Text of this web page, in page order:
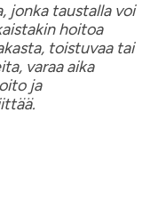
jonka taustalla voi
hoitoa
toistuvaa tai
varaa aika
ja